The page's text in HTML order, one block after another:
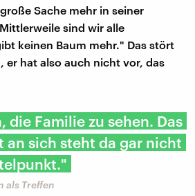
Sache mehr in seiner
sind wir alle
keinen Baum mehr." Das stört
er hat also auch nicht vor, das
die Familie zu sehen. Das
an sich steht da gar nicht
als Treffen